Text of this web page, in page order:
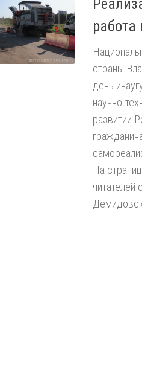
работа
страны
день
научно-
развитии
На
читателей